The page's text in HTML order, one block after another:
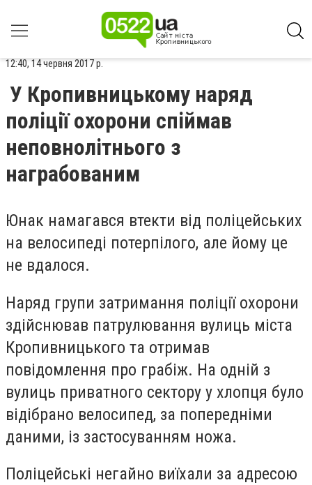
12:40, 14 червня 2017 р.
У Кропивницькому наряд
поліції охорони спіймав
неповнолітнього з
награбованим
Юнак намагався втекти від поліцейських
на велосипеді потерпілого, але йому це
не вдалося.
Наряд групи затримання поліції охорони
здійснював патрулювання вулиць міста
Кропивницького та отримав
повідомлення про грабіж. На одній з
вулиць приватного сектору у хлопця було
відібрано велосипед, за попередніми
даними, із застосуванням ножа.
Поліцейські негайно виїхали за адресою